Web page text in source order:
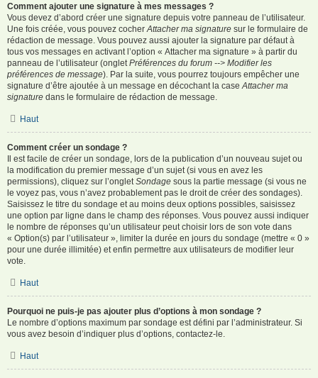
Comment ajouter une signature à mes messages ?
Vous devez d’abord créer une signature depuis votre panneau de l’utilisateur.
Une fois créée, vous pouvez cocher Attacher ma signature sur le formulaire de
rédaction de message. Vous pouvez aussi ajouter la signature par défaut à
tous vos messages en activant l’option « Attacher ma signature » à partir du
panneau de l’utilisateur (onglet Préférences du forum --> Modifier les
préférences de message). Par la suite, vous pourrez toujours empêcher une
signature d’être ajoutée à un message en décochant la case Attacher ma
signature dans le formulaire de rédaction de message.
Haut
Comment créer un sondage ?
Il est facile de créer un sondage, lors de la publication d’un nouveau sujet ou
la modification du premier message d’un sujet (si vous en avez les
permissions), cliquez sur l’onglet Sondage sous la partie message (si vous ne
le voyez pas, vous n’avez probablement pas le droit de créer des sondages).
Saisissez le titre du sondage et au moins deux options possibles, saisissez
une option par ligne dans le champ des réponses. Vous pouvez aussi indiquer
le nombre de réponses qu’un utilisateur peut choisir lors de son vote dans
« Option(s) par l’utilisateur », limiter la durée en jours du sondage (mettre « 0 »
pour une durée illimitée) et enfin permettre aux utilisateurs de modifier leur
vote.
Haut
Pourquoi ne puis-je pas ajouter plus d’options à mon sondage ?
Le nombre d’options maximum par sondage est défini par l’administrateur. Si
vous avez besoin d’indiquer plus d’options, contactez-le.
Haut